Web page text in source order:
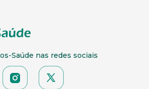
Saúde nas redes sociais